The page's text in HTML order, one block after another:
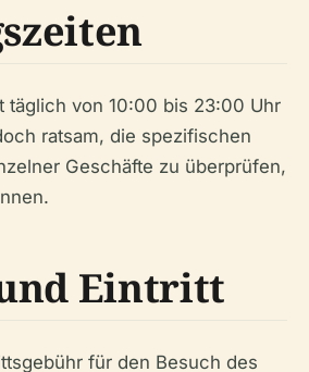
täglich von 10:00 bis 23:00 Uhr
ratsam, die spezifischen
Geschäfte zu überprüfen,
Eintritt
für den Besuch des